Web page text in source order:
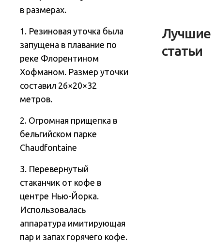
в размерах.
1. Резиновая уточка была
запущена в плавание по
реке Флорентином
Хофманом. Размер уточки
составил 26×20×32
метров.
2. Огромная прищепка в
бельгийском парке
Chaudfontaine
3. Перевернутый
стаканчик от кофе в
центре Нью-Йорка.
Использовалась
аппаратура имитирующая
пар и запах горячего кофе.
Лучшие
статьи